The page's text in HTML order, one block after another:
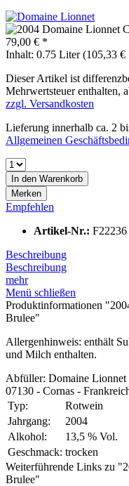
79,00 € *
Inhalt: 0.75 Liter (105,33
Dieser Artikel ist
Mehrwertsteuer enthalten,
zzgl. Versandkosten
Lieferung innerhalb ca. 2
Allgemeinen
In den Warenkorb
Merken
Empfehlen
Artikel-Nr.: F22236
Beschreibung
Beschreibung
mehr
Menü schließen
Produktinformationen
Brulee"
Allergenhinweis: enthält
und Milch enthalten.
Abfüller: Domaine Lionnet
07130 - Cornas -
Typ:
Rotwein
Jahrgang:
2004
Alkohol:
13,5 % Vol.
Geschmack: trocken
Weiterführende Links zu
Brulee"